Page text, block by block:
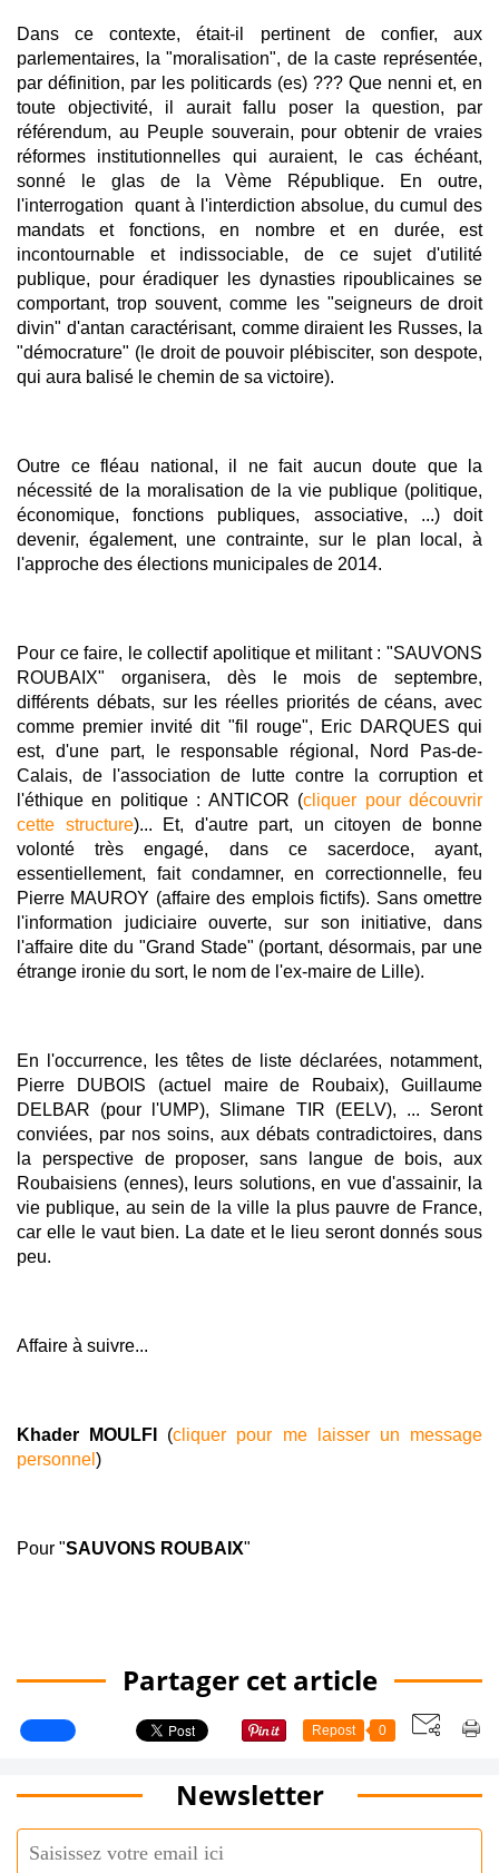
Dans ce contexte, était-il pertinent de confier, aux
parlementaires, la "moralisation", de la caste représentée,
par définition, par les politicards (es) ??? Que nenni et, en
toute objectivité, il aurait fallu poser la question, par
référendum, au Peuple souverain, pour obtenir de vraies
réformes institutionnelles qui auraient, le cas échéant,
sonné le glas de la Vème République. En outre,
l'interrogation quant à l'interdiction absolue, du cumul des
mandats et fonctions, en nombre et en durée, est
incontournable et indissociable, de ce sujet d'utilité
publique, pour éradiquer les dynasties ripoublicaines se
comportant, trop souvent, comme les "seigneurs de droit
divin" d'antan caractérisant, comme diraient les Russes, la
"démocrature" (le droit de pouvoir plébisciter, son despote,
qui aura balisé le chemin de sa victoire).
Outre ce fléau national, il ne fait aucun doute que la
nécessité de la moralisation de la vie publique (politique,
économique, fonctions publiques, associative, ...) doit
devenir, également, une contrainte, sur le plan local, à
l'approche des élections municipales de 2014.
Pour ce faire, le collectif apolitique et militant : "SAUVONS
ROUBAIX" organisera, dès le mois de septembre,
différents débats, sur les réelles priorités de céans, avec
comme premier invité dit "fil rouge", Eric DARQUES qui
est, d'une part, le responsable régional, Nord Pas-de-
Calais, de l'association de lutte contre la corruption et
l'éthique en politique : ANTICOR (cliquer pour découvrir
cette structure)... Et, d'autre part, un citoyen de bonne
volonté très engagé, dans ce sacerdoce, ayant,
essentiellement, fait condamner, en correctionnelle, feu
Pierre MAUROY (affaire des emplois fictifs). Sans omettre
l'information judiciaire ouverte, sur son initiative, dans
l'affaire dite du "Grand Stade" (portant, désormais, par une
étrange ironie du sort, le nom de l'ex-maire de Lille).
En l'occurrence, les têtes de liste déclarées, notamment,
Pierre DUBOIS (actuel maire de Roubaix), Guillaume
DELBAR (pour l'UMP), Slimane TIR (EELV), ... Seront
conviées, par nos soins, aux débats contradictoires, dans
la perspective de proposer, sans langue de bois, aux
Roubaisiens (ennes), leurs solutions, en vue d'assainir, la
vie publique, au sein de la ville la plus pauvre de France,
car elle le vaut bien. La date et le lieu seront donnés sous
peu.
Affaire à suivre...
Khader MOULFI (cliquer pour me laisser un message
personnel )
Pour "SAUVONS ROUBAIX"
Partager cet article
Repost 0
Newsletter